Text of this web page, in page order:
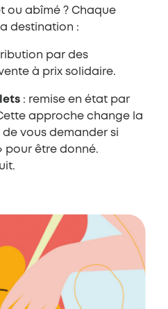
ou abîmé ? Chaque
destination :
par des
à prix solidaire.
: remise en état par
approche change la
vous demander si
pour être donné.